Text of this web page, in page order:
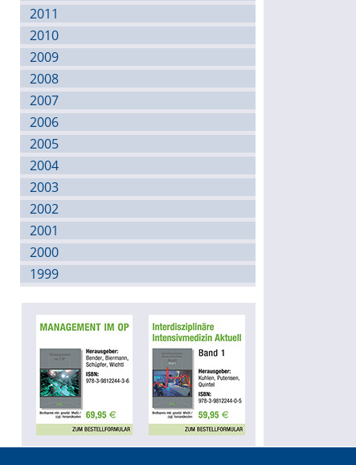
2011
2010
2009
2008
2007
2006
2005
2004
2003
2002
2001
2000
1999